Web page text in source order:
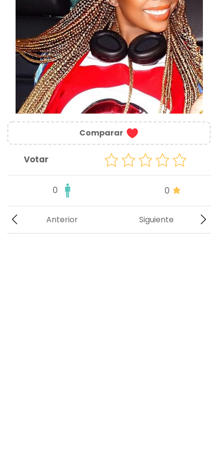
Comparar
Votar
0 0
Siguiente
Anterior